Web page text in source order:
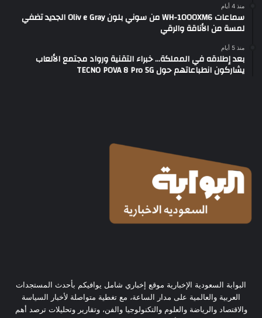
منذ 4 أيام
سماعات WH-1000XM6 من سوني بلون Oliv e Gray الجديد تضفي
لمسة من الأناقة والرقي
منذ 5 أيام
بعد إطلاقه في المملكة… خبراء التقنية ورواد مجتمع الألعاب
يشاركون انطباعاتهم حول TECNO POVA 8 Pro 5G
البوابة السعودية الإخبارية موقع إخباري شامل يوافيكم بأحدث المستجدات
العربية والعالمية على مدار الساعة، مع تغطية متواصلة لأخبار السياسة
والاقتصاد والرياضة والعلوم والتكنولوجيا والفن، وتقارير وتحليلات ترصد أهم